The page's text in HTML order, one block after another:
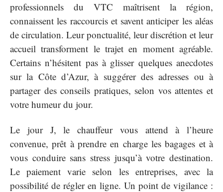
professionnels du VTC maîtrisent la région,
connaissent les raccourcis et savent anticiper les aléas
de circulation. Leur ponctualité, leur discrétion et leur
accueil transforment le trajet en moment agréable.
Certains n’hésitent pas à glisser quelques anecdotes
sur la Côte d’Azur, à suggérer des adresses ou à
partager des conseils pratiques, selon vos attentes et
votre humeur du jour.
Le jour J, le chauffeur vous attend à l’heure
convenue, prêt à prendre en charge les bagages et à
vous conduire sans stress jusqu’à votre destination.
Le paiement varie selon les entreprises, avec la
possibilité de régler en ligne. Un point de vigilance :